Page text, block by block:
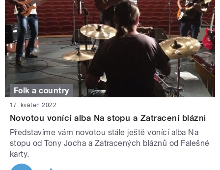
Folk a country
17. květen 2022
Novotou vonící alba Na stopu a Zatracení blázni
Představíme vám novotou stále ještě vonící alba Na
stopu od Tony Jocha a Zatracených bláznů od Falešné
karty.